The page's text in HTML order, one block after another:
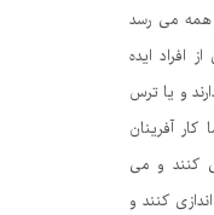
همه می رسد
افراد ایده
و یا ترس
کار آفرینان
کنند و می
کنند و